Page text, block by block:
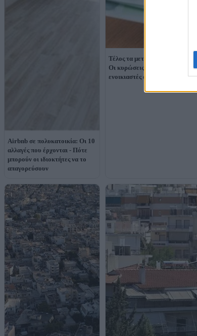
Airbnb σε πολυκατοικία: Οι 10
αλλαγές που έρχονται - Πότε
μπορούν οι ιδιοκτήτες να το
απαγορεύσουν
Τέλος τα μετρητά στα ενοίκια:
Οι κυρώσεις για ιδιοκτήτες και
ενοικιαστές από 1η Οκτωβρίου